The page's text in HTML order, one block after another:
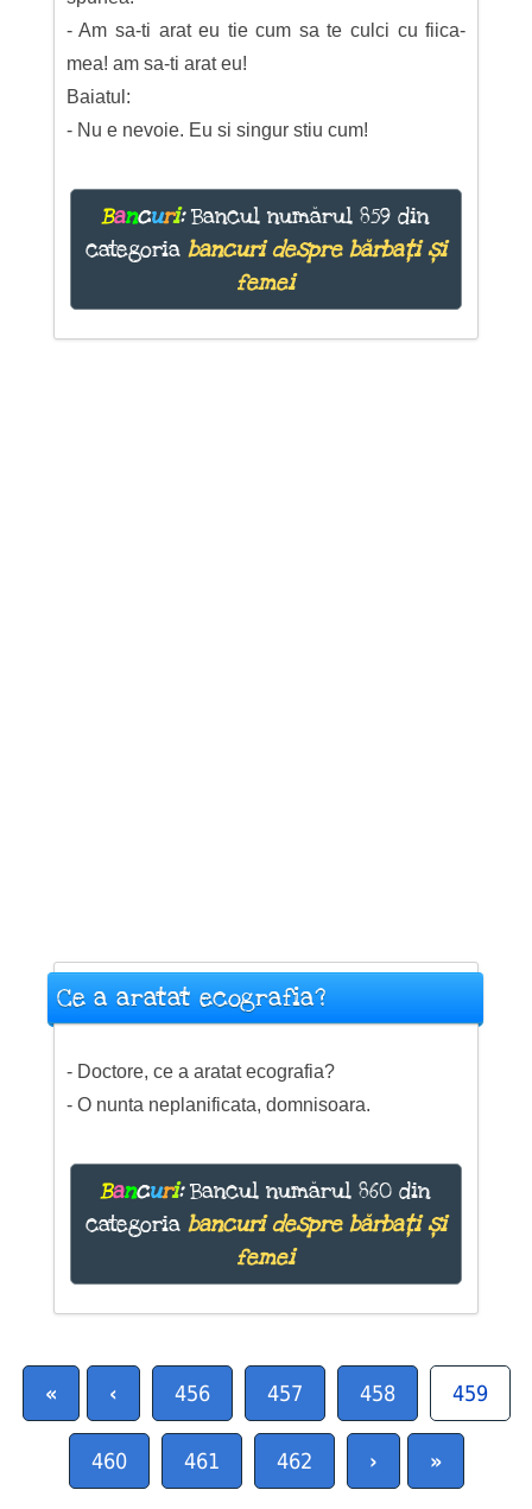
- Am sa-ti arat eu tie cum sa te culci cu fiica-
mea! am sa-ti arat eu!
Baiatul:
- Nu e nevoie. Eu si singur stiu cum!
Bancuri:Bancul numărul 859 din
categoria bancuri despre bărbați și
femei
Ce a aratat ecografia?
- Doctore, ce a aratat ecografia?
- O nunta neplanificata, domnisoara.
Bancuri:Bancul numărul 860 din
categoria bancuri despre bărbați și
femei
« ‹ 456 457 458 459
460 461 462 › »